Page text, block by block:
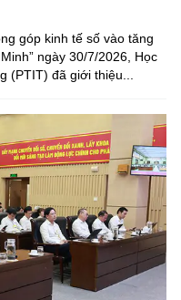
góp kinh tế số vào tăng
ngày 30/7/2026, Học
(PTIT) đã giới thiệu...